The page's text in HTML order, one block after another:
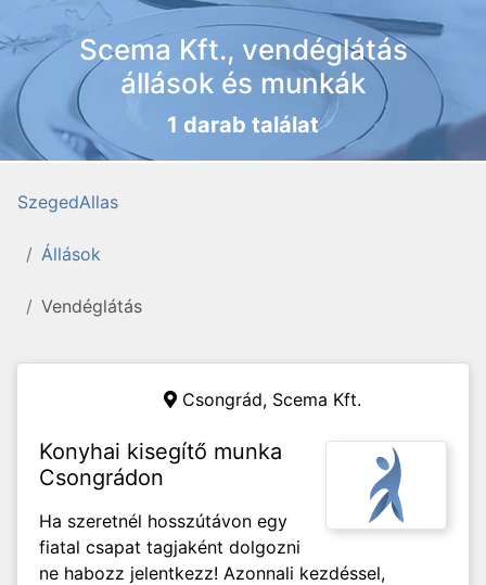
Scema Kft., vendéglátás
állások és munkák
1 darab találat
SzegedAllas
Állások
Vendéglátás
Csongrád, Scema Kft.
Konyhai kisegítő munka
Csongrádon
Ha szeretnél hosszútávon egy
fiatal csapat tagjaként dolgozni
ne habozz jelentkezz! Azonnali kezdéssel,